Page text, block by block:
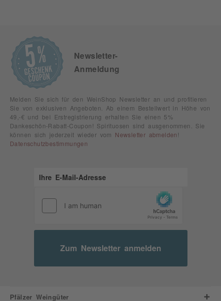
Newsletter-
Anmeldung
Melden Sie sich für den WeinShop Newsletter an und profitieren
Sie von exklusiven Angeboten. Ab einem Bestellwert in Höhe von
49,-€ und bei Erstregistrierung erhalten Sie einen 5%
Dankeschön-Rabatt-Coupon! Spirituosen sind ausgenommen. Sie
können sich jederzeit wieder vom Newsletter abmelden !
Datenschutzbestimmungen
Zum Newsletter anmelden
Pfälzer Weingüter